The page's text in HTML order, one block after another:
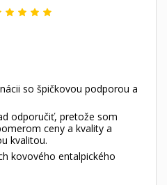
so špičkovou podporou a
odporučiť, pretože som
ceny a kvality a
kvalitou.
kovového entalpického